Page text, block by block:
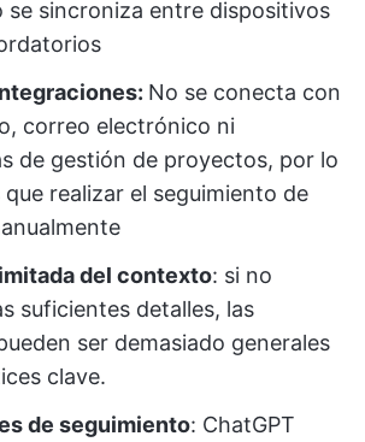
se sincroniza entre dispositivos
No se conecta con
correo electrónico ni
de gestión de proyectos, por lo
realizar el seguimiento de
del contexto: si no
suficientes detalles, las
ser demasiado generales
clave.
de seguimiento: ChatGPT